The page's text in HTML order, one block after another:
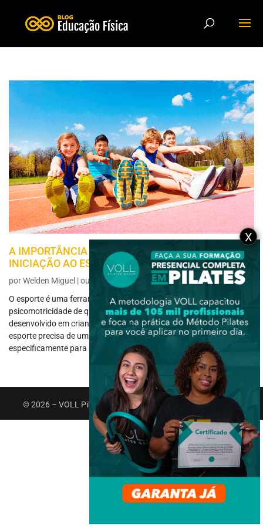
A IMPORTÂNCIA DA PSICOMOTRICIDADE NA
INICIAÇÃO AO ESPORTE PARA CRIANÇAS
porWelden Miguel |out 22, 2018
Infantil e Escolar
O esporte é uma ferramenta importante para o desenvolvimento da
psicomotricidade de qualquer indivíduo, principalmente quando
desenvolvido em crianças. A criança em sua iniciação em algum
esporte precisa de um trabalho planejado e voltado
especificamente para o seu...
© 2026 – VOLL Pilates Group. Todos os direitos reservados.
X